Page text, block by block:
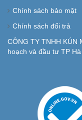
Chính sách bảo mật
Chính sách đổi trả
CÔNG TY TNHH KÚN
hoạch và đầu tư TP